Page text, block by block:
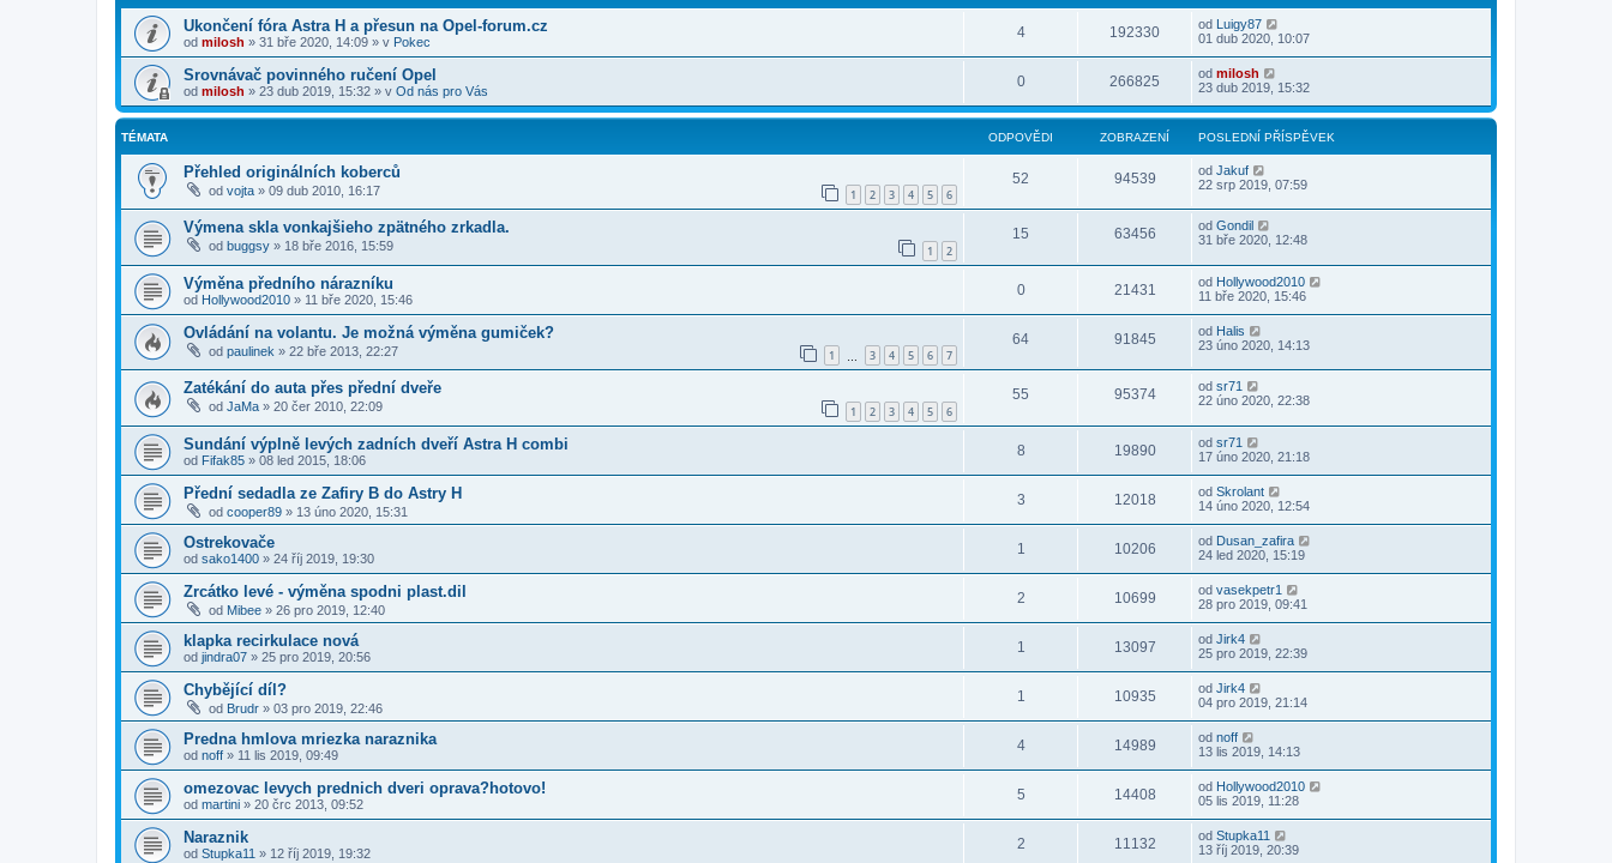
Ukončení fóra Astra H a přesun na Opel-forum.cz
od milosh » 31 bře 2020, 14:09 » v Pokec
4 192330 od Luigy87
01 dub 2020, 10:07
Srovnávač povinného ručení Opel
od milosh » 23 dub 2019, 15:32 » v Od nás pro Vás
0 266825 od milosh
23 dub 2019, 15:32
TÉMATA ODPOVĚDI ZOBRAZENÍ POSLEDNÍ PŘÍSPĚVEK
Přehled originálních koberců
od vojta » 09 dub 2010, 16:17 1 2 3 4 5 6
52 94539 od Jakuf
22 srp 2019, 07:59
Výmena skla vonkajšieho zpätného zrkadla.
od buggsy » 18 bře 2016, 15:59 1 2
15 63456 od Gondil
31 bře 2020, 12:48
Výměna předního nárazníku
od Hollywood2010 » 11 bře 2020, 15:46
0 21431 od Hollywood2010
11 bře 2020, 15:46
Ovládání na volantu. Je možná výměna gumiček?
od paulinek » 22 bře 2013, 22:27 1 3 4 5 6 7
64 91845 od Halis
23 úno 2020, 14:13
Zatékání do auta přes přední dveře
od JaMa » 20 čer 2010, 22:09 1 2 3 4 5 6
55 95374 od sr71
22 úno 2020, 22:38
Sundání výplně levých zadních dveří Astra H combi
od Fifak85 » 08 led 2015, 18:06
8 19890 od sr71
17 úno 2020, 21:18
Přední sedadla ze Zafiry B do Astry H
od cooper89 » 13 úno 2020, 15:31
3 12018 od Skrolant
14 úno 2020, 12:54
Ostrekovače
od sako1400 » 24 říj 2019, 19:30
1 10206 od Dusan_zafira
24 led 2020, 15:19
Zrcátko levé - výměna spodni plast.dil
od Mibee » 26 pro 2019, 12:40
2 10699 od vasekpetr1
28 pro 2019, 09:41
klapka recirkulace nová
od jindra07 » 25 pro 2019, 20:56
1 13097 od Jirk4
25 pro 2019, 22:39
Chybějící díl?
od Brudr » 03 pro 2019, 22:46
1 10935 od Jirk4
04 pro 2019, 21:14
Predna hmlova mriezka naraznika
od noff » 11 lis 2019, 09:49
4 14989 od noff
13 lis 2019, 14:13
omezovac levych prednich dveri oprava?hotovo!
od martini » 20 črc 2013, 09:52
5 14408 od Hollywood2010
05 lis 2019, 11:28
Naraznik
od Stupka11 » 12 říj 2019, 19:32
2 11132 od Stupka11
13 říj 2019, 20:39